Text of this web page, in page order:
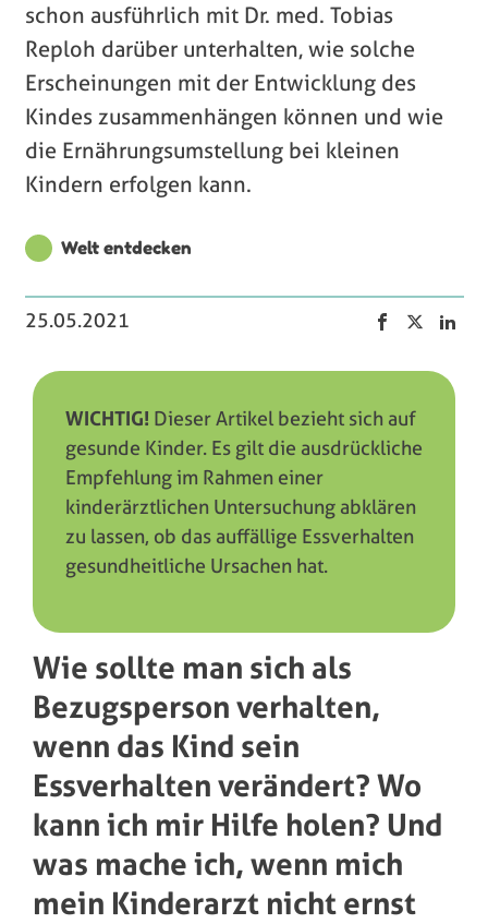
schon ausführlich mit Dr. med. Tobias
Reploh darüber unterhalten, wie solche
Erscheinungen mit der Entwicklung des
Kindes zusammenhängen können und wie
die Ernährungsumstellung bei kleinen
Kindern erfolgen kann.
Welt entdecken
25.05.2021
WICHTIG! Dieser Artikel bezieht sich auf
gesunde Kinder. Es gilt die ausdrückliche
Empfehlung im Rahmen einer
kinderärztlichen Untersuchung abklären
zu lassen, ob das auffällige Essverhalten
gesundheitliche Ursachen hat.
Wie sollte man sich als
Bezugsperson verhalten,
wenn das Kind sein
Essverhalten verändert? Wo
kann ich mir Hilfe holen? Und
was mache ich, wenn mich
mein Kinderarzt nicht ernst